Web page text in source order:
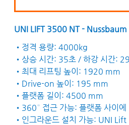
UNI LIFT 3500 NT - Nussbaum
•정격 용량: 4000kg
•상승 시간: 35초 / 하강 시간:
•최대 리프팅 높이: 1920 mm
•Drive-on 높이: 195 mm
•플랫폼 길이: 4500 mm
•360° 접근 가능: 플랫폼 사이에
•인그라운드 설치 가능: UNI